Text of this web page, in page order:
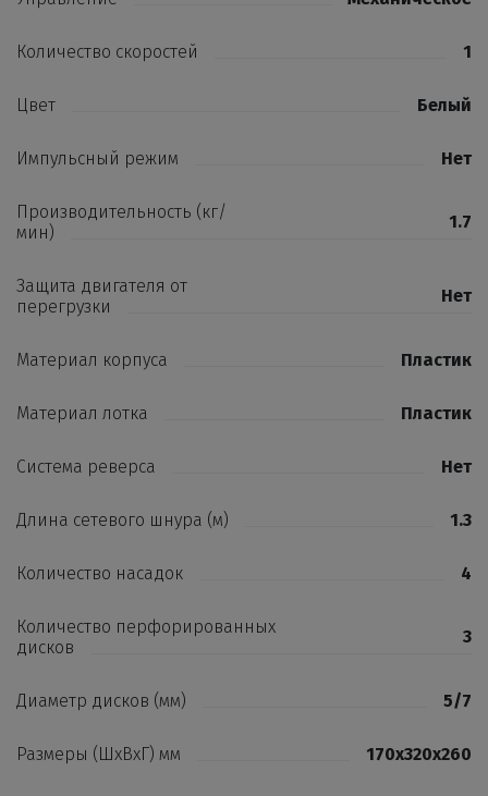
Количество скоростей 1
Цвет Белый
Импульсный режим Нет
Производительность (кг/
мин)
1.7
Защита двигателя от
перегрузки
Нет
Материал корпуса Пластик
Материал лотка Пластик
Система реверса Нет
Длина сетевого шнура (м) 1.3
Количество насадок 4
Количество перфорированных
дисков
3
Диаметр дисков (мм) 5/7
Размеры (ШхВхГ) мм 170x320x260